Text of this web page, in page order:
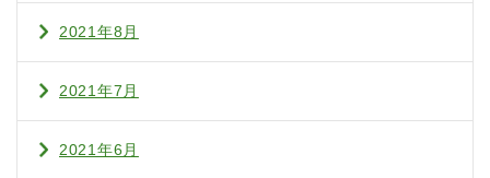
2021年8月
2021年7月
2021年6月